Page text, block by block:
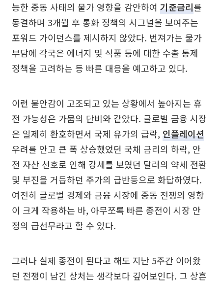
능한 중동 사태의 물가 영향을 감안하여 기준금리를
동결하며 3개월 후 통화 정책의 시그널을 보여주는
포워드 가이던스를 제시하지 않았다. 번져가는 물가
부담에 각국은 에너지 및 식품 등에 대한 수출 통제
정책을 고려하는 등 빠른 대응을 예고하고 있다.
이런 불안감이 고조되고 있는 상황에서 높아지는 휴
전 가능성은 가뭄의 단비와 같았다. 글로벌 금융 시장
은 일제히 환호하면서 국제 유가의 급락, 인플레이션
우려를 안고 큰 폭 상승했었던 국채 금리의 하락, 안
전 자산 선호로 인해 강세를 보였던 달러의 약세 전환
및 부진을 거듭하던 주가의 급반등으로 화답하였다.
여전히 글로벌 경제와 금융 시장에 중동 전쟁의 영향
이 크게 작용하는 바, 아무쪼록 빠른 종전이 시장 안
정의 급선무라고 할 수 있다.
그러나 실제 종전이 된다고 해도 지난 5주간 이어왔
던 전쟁이 남긴 상처는 생각보다 깊어보인다. 그 상흔